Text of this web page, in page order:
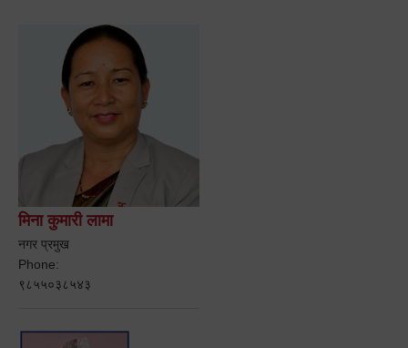
मिना कुमारी लामा
नगर प्रमुख
Phone:
९८५५०३८५४३